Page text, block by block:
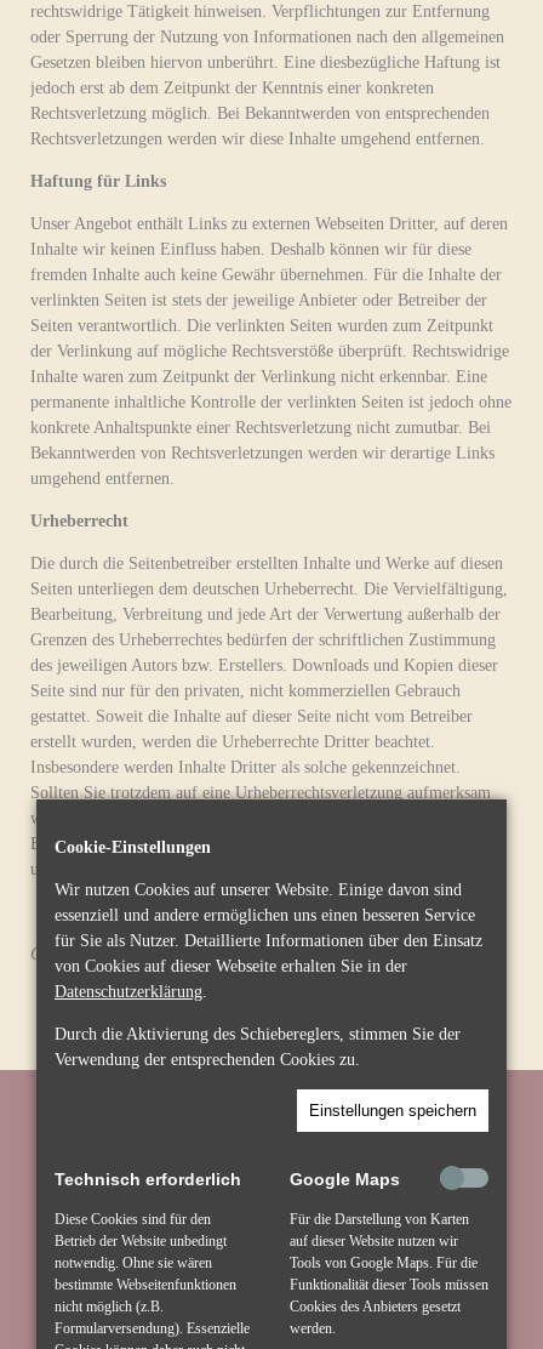
rechtswidrige Tätigkeit hinweisen. Verpflichtungen zur Entfernung
oder Sperrung der Nutzung von Informationen nach den allgemeinen
Gesetzen bleiben hiervon unberührt. Eine diesbezügliche Haftung ist
jedoch erst ab dem Zeitpunkt der Kenntnis einer konkreten
Rechtsverletzung möglich. Bei Bekanntwerden von entsprechenden
Rechtsverletzungen werden wir diese Inhalte umgehend entfernen.
Haftung für Links
Unser Angebot enthält Links zu externen Webseiten Dritter, auf deren
Inhalte wir keinen Einfluss haben. Deshalb können wir für diese
fremden Inhalte auch keine Gewähr übernehmen. Für die Inhalte der
verlinkten Seiten ist stets der jeweilige Anbieter oder Betreiber der
Seiten verantwortlich. Die verlinkten Seiten wurden zum Zeitpunkt
der Verlinkung auf mögliche Rechtsverstöße überprüft. Rechtswidrige
Inhalte waren zum Zeitpunkt der Verlinkung nicht erkennbar. Eine
permanente inhaltliche Kontrolle der verlinkten Seiten ist jedoch ohne
konkrete Anhaltspunkte einer Rechtsverletzung nicht zumutbar. Bei
Bekanntwerden von Rechtsverletzungen werden wir derartige Links
umgehend entfernen.
Urheberrecht
Die durch die Seitenbetreiber erstellten Inhalte und Werke auf diesen
Seiten unterliegen dem deutschen Urheberrecht. Die Vervielfältigung,
Bearbeitung, Verbreitung und jede Art der Verwertung außerhalb der
Grenzen des Urheberrechtes bedürfen der schriftlichen Zustimmung
des jeweiligen Autors bzw. Erstellers. Downloads und Kopien dieser
Seite sind nur für den privaten, nicht kommerziellen Gebrauch
gestattet. Soweit die Inhalte auf dieser Seite nicht vom Betreiber
erstellt wurden, werden die Urheberrechte Dritter beachtet.
Insbesondere werden Inhalte Dritter als solche gekennzeichnet.
Sollten Sie trotzdem auf eine Urheberrechtsverletzung aufmerksam
werden, bitten wir um einen entsprechenden Hinweis. Bei
Bekanntwerden von Rechtsverletzungen werden wir derartige Inhalte
umgehend entfernen.
Quellenangaben:
01561 Großenhain OT Zabeltitz
Mobil: 0173 983 3335
info@alte-schmiede-zabeltitz.de
Cookie-Einstellungen
Wir nutzen Cookies auf unserer Website. Einige davon sind
essenziell und andere ermöglichen uns einen besseren Service
für Sie als Nutzer. Detaillierte Informationen über den Einsatz
von Cookies auf dieser Webseite erhalten Sie in der
Datenschutzerklärung.
Durch die Aktivierung des Schiebereglers, stimmen Sie der
Verwendung der entsprechenden Cookies zu.
Einstellungen speichern
Technisch erforderlich
Diese Cookies sind für den
Betrieb der Website unbedingt
notwendig. Ohne sie wären
bestimmte Webseitenfunktionen
nicht möglich (z.B.
Formularversendung). Essenzielle
Google Maps
Für die Darstellung von Karten
auf dieser Website nutzen wir
Tools von Google Maps. Für die
Funktionalität dieser Tools müssen
Cookies des Anbieters gesetzt
werden.